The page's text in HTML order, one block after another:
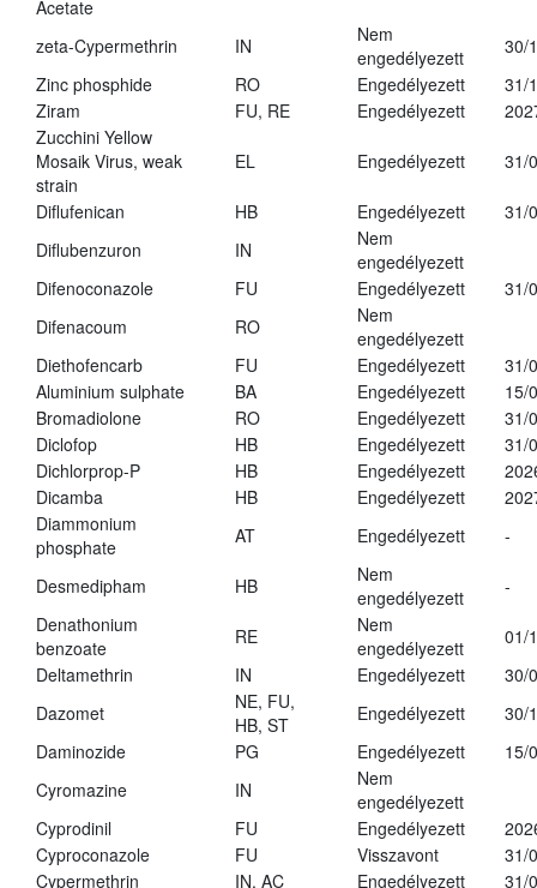
Acetate
zeta-Cypermethrin
IN
Nem
engedélyezett
30/
Zinc phosphide
RO Engedélyezett
31/
Ziram
FU, RE Engedélyezett
Zucchini Yellow
Mosaik Virus, weak
strain
EL Engedélyezett 31/
Diflufenican HB Engedélyezett
31/
Diflubenzuron
IN
Nem
engedélyezett
Difenoconazole
FU Engedélyezett
31/
Difenacoum
RO
Nem
engedélyezett
Diethofencarb
FU Engedélyezett
31/
Aluminium sulphate
BA Engedélyezett
15/
Bromadiolone
RO Engedélyezett
31/
Diclofop
HB Engedélyezett
31/
Dichlorprop-P
HB Engedélyezett
Dicamba
HB Engedélyezett
Diammonium
phosphate
AT Engedélyezett -
Desmedipham HB
Nem
engedélyezett
-
Denathonium
benzoate
RE
Nem
engedélyezett
01/
Deltamethrin
IN Engedélyezett
30/
Dazomet
NE, FU,
HB, ST
Engedélyezett
30/
Daminozide
PG Engedélyezett
15/
Cyromazine
IN
Nem
engedélyezett
Cyprodinil
FU Engedélyezett
Cyproconazole
FU Visszavont
31/
Cypermethrin
IN, AC Engedélyezett
31/